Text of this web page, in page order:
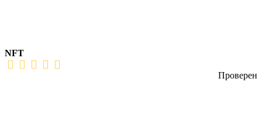
NFT
Проверен